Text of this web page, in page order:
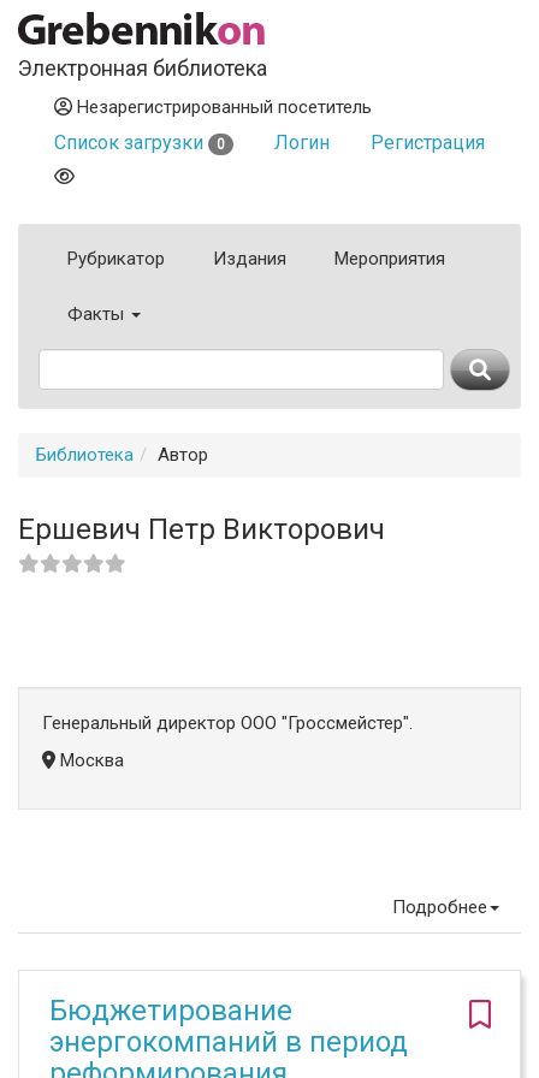
Электронная библиотека
Незарегистрированный посетитель
Список загрузки 0 Логин Регистрация
Рубрикатор Издания Мероприятия
Факты
Библиотека Автор
Ершевич Петр Викторович
Генеральный директор ООО "Гроссмейстер".
Москва
Подробнее
Бюджетирование
энергокомпаний в период